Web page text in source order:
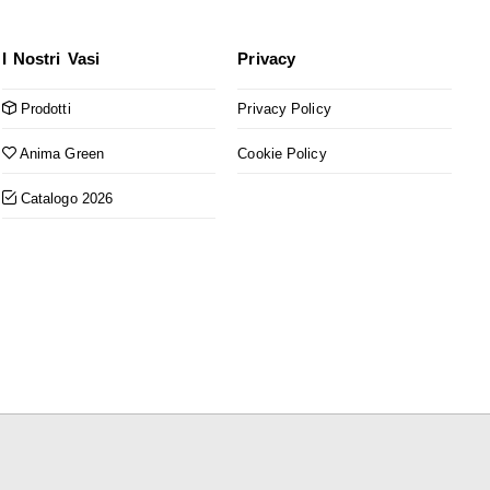
I Nostri Vasi
Prodotti
Anima Green
Catalogo 2026
Privacy
Privacy Policy
Cookie Policy